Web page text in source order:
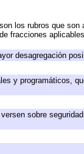
los rubros que son
fracciones
desagregación
y programáticos,
sobre